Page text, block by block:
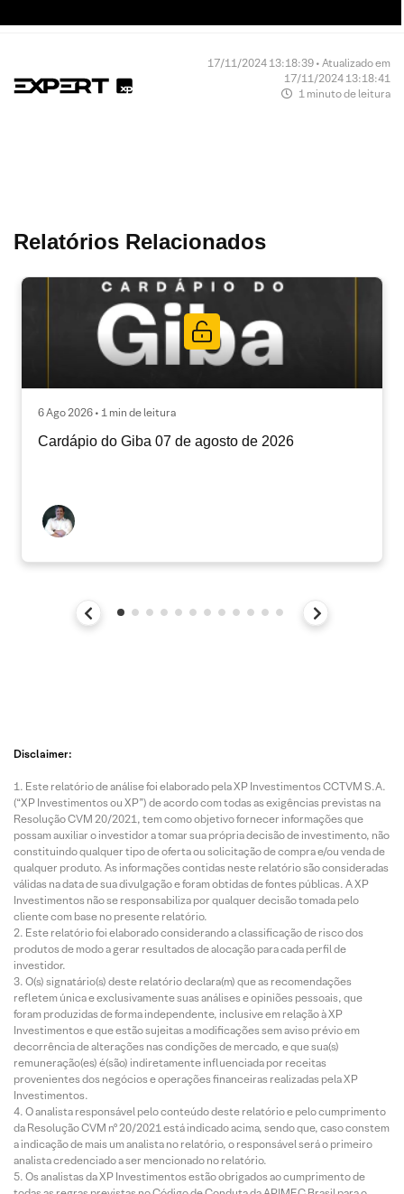
17/11/2024 13:18:39 • Atualizado em
17/11/2024 13:18:41
1 minuto de leitura
Relatórios Relacionados
6 Ago 2026 • 1 min de leitura
Cardápio do Giba 07 de agosto de 2026
Disclaimer:
Este relatório de análise foi elaborado pela XP Investimentos CCTVM S.A.
(“XP Investimentos ou XP”) de acordo com todas as exigências previstas na
Resolução CVM 20/2021, tem como objetivo fornecer informações que
possam auxiliar o investidor a tomar sua própria decisão de investimento, não
constituindo qualquer tipo de oferta ou solicitação de compra e/ou venda de
qualquer produto. As informações contidas neste relatório são consideradas
válidas na data de sua divulgação e foram obtidas de fontes públicas. A XP
Investimentos não se responsabiliza por qualquer decisão tomada pelo
cliente com base no presente relatório.
Este relatório foi elaborado considerando a classificação de risco dos
produtos de modo a gerar resultados de alocação para cada perfil de
investidor.
O(s) signatário(s) deste relatório declara(m) que as recomendações
refletem única e exclusivamente suas análises e opiniões pessoais, que
foram produzidas de forma independente, inclusive em relação à XP
Investimentos e que estão sujeitas a modificações sem aviso prévio em
decorrência de alterações nas condições de mercado, e que sua(s)
remuneração(es) é(são) indiretamente influenciada por receitas
provenientes dos negócios e operações financeiras realizadas pela XP
Investimentos.
O analista responsável pelo conteúdo deste relatório e pelo cumprimento
da Resolução CVM nº 20/2021 está indicado acima, sendo que, caso constem
a indicação de mais um analista no relatório, o responsável será o primeiro
analista credenciado a ser mencionado no relatório.
Os analistas da XP Investimentos estão obrigados ao cumprimento de